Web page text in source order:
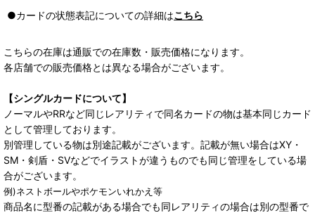
●カードの状態表記についての詳細はこちら
こちらの在庫は通販での在庫数・販売価格になります。
各店舗での販売価格とは異なる場合がございます。
【シングルカードについて】
ノーマルやRRなど同じレアリティで同名カードの物は基本同じカード
として管理しております。
別管理している物は別途記載がございます。記載が無い場合はXY・
SM・剣盾・SVなどでイラストが違うものでも同じ管理をしている場
合がございます。
例)ネストボールやポケモンいれかえ等
商品名に型番の記載がある場合でも同レアリティの場合は別の型番で